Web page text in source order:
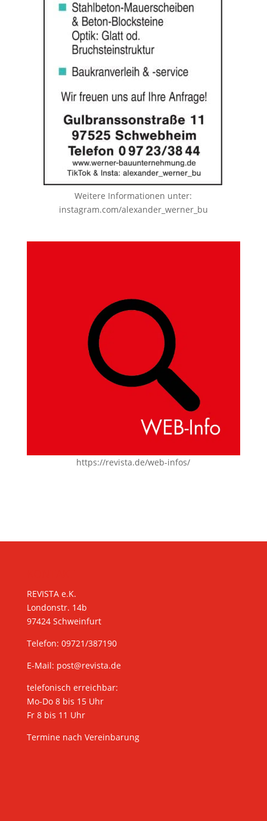
Weitere Informationen unter:
instagram.com/alexander_werner_bu
https://revista.de/web-infos/
REVISTA e.K.
Londonstr. 14b
97424 Schweinfurt
Telefon: 09721/387190
E-Mail: post@revista.de
telefonisch erreichbar:
Mo-Do 8 bis 15 Uhr
Fr 8 bis 11 Uhr
Termine nach Vereinbarung